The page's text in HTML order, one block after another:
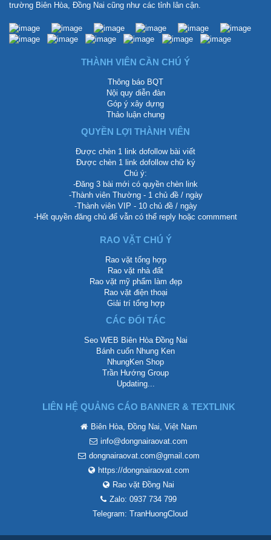
trường Biên Hòa, Đồng Nai cũng như các tỉnh lân cận.
THÀNH VIÊN CẦN CHÚ Ý
Thông báo BQT
Nội quy diễn đàn
Góp ý xây dựng
Thảo luận chung
QUYỀN LỢI THÀNH VIÊN
Được chèn 1 link dofollow bài viết
Được chèn 1 link dofollow chữ ký
Chú ý:
-Đăng 3 bài mới có quyền chèn link
-Thành viên Thường - 1 chủ đề / ngày
-Thành viên VIP - 10 chủ đề / ngày
-Hết quyền đăng chủ để vẫn có thể reply hoặc commment
RAO VẶT CHÚ Ý
Rao vặt tổng hợp
Rao vặt nhà đất
Rao vặt mỹ phẩm làm đẹp
Rao vặt điện thoại
Giải trí tổng hợp
CÁC ĐỐI TÁC
Seo WEB Biên Hòa Đồng Nai
Bánh cuốn Nhung Ken
NhungKen Shop
Trần Hướng Group
Updating...
LIÊN HỆ QUẢNG CÁO BANNER & TEXTLINK
Biên Hòa, Đồng Nai, Việt Nam
info@dongnairaovat.com
dongnairaovat.com@gmail.com
https://dongnairaovat.com
Rao vặt Đồng Nai
Zalo: 0937 734 799
Telegram: TranHuongCloud